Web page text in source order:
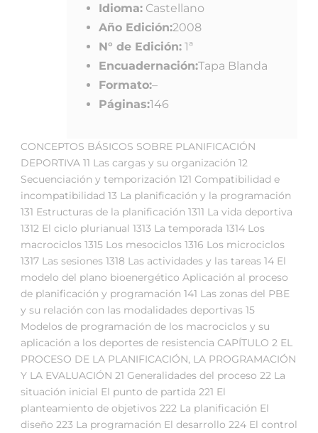
Idioma: Castellano
Año Edición:2008
N° de Edición: 1ª
Encuadernación:Tapa Blanda
Formato:–
Páginas:146
CONCEPTOS BÁSICOS SOBRE PLANIFICACIÓN
DEPORTIVA 11 Las cargas y su organización 12
Secuenciación y temporización 121 Compatibilidad e
incompatibilidad 13 La planificación y la programación
131 Estructuras de la planificación 1311 La vida deportiva
1312 El ciclo plurianual 1313 La temporada 1314 Los
macrociclos 1315 Los mesociclos 1316 Los microciclos
1317 Las sesiones 1318 Las actividades y las tareas 14 El
modelo del plano bioenergético Aplicación al proceso
de planificación y programación 141 Las zonas del PBE
y su relación con las modalidades deportivas 15
Modelos de programación de los macrociclos y su
aplicación a los deportes de resistencia CAPÍTULO 2 EL
PROCESO DE LA PLANIFICACIÓN, LA PROGRAMACIÓN
Y LA EVALUACIÓN 21 Generalidades del proceso 22 La
situación inicial El punto de partida 221 El
planteamiento de objetivos 222 La planificación El
diseño 223 La programación El desarrollo 224 El control